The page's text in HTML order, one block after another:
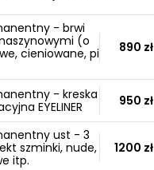
- brwi
(o
cieniowane, pi
890 zł
- kreska
EYELINER
950 zł
ust - 3
szminki, nude,
itp.
1200 zł